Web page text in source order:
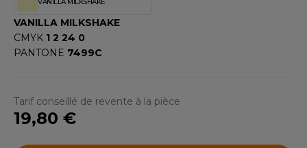
MILL
VANILLA MILKSHAKE
CMYK 1 2 24 0
PANTONE 7499C
Tarif conseillé de revente à la pièce
19,80 €